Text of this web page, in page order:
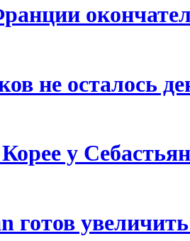
не осталось
у
готов